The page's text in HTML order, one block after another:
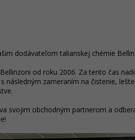
dodávateľom talianskej chémie
od roku 2006. Za tento čas
následným zameraním na čistenie,
svojim obchodným partnerom a